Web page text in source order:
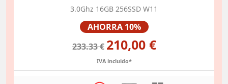
3.0Ghz 16GB 256SSD W11
Precio
AHORRA 10%
233.33 € 210,00 €
IVA incluido*